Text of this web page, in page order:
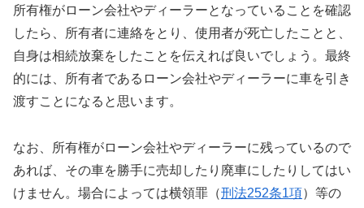
所有権がローン会社やディーラーとなっていることを確認
したら、所有者に連絡をとり、使用者が死亡したことと、
自身は相続放棄をしたことを伝えれば良いでしょう。最終
的には、所有者であるローン会社やディーラーに車を引き
渡すことになると思います。
なお、所有権がローン会社やディーラーに残っているので
あれば、その車を勝手に売却したり廃車にしたりしてはい
けません。場合によっては横領罪（刑法252条1項）等の